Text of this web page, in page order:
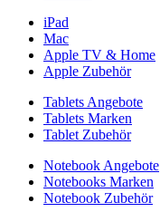
iPad
Mac
Apple TV & Home
Apple Zubehör
Tablets Angebote
Tablets Marken
Tablet Zubehör
Notebook Angebote
Notebooks Marken
Notebook Zubehör